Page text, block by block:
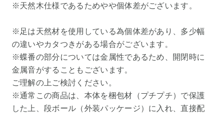
※天然木仕様であるためやや個体差がございます。
※足は天然材を使用している為個体差があり、多少幅
の違いやカタつきがある場合がございます。
※蝶番の部分については金属性であるため、開閉時に
金属音がすることもございます。
ご理解の上ご検討ください。
※通常この商品は、本体を梱包材（プチプチ）で保護
した上、段ボール（外装パッケージ）に入れ、直接配